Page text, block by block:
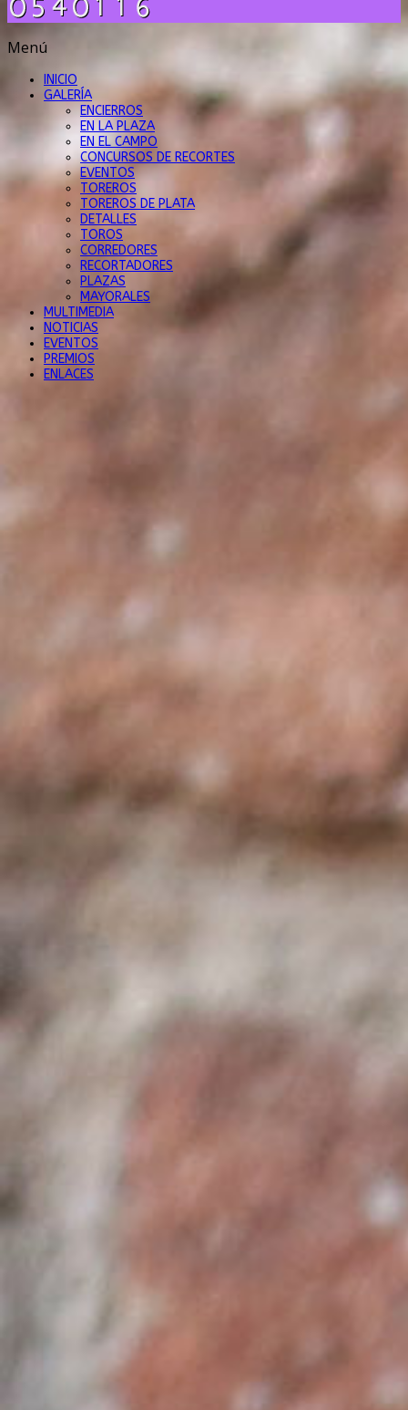
Menú
INICIO
GALERÍA
ENCIERROS
EN LA PLAZA
EN EL CAMPO
CONCURSOS DE RECORTES
EVENTOS
TOREROS
TOREROS DE PLATA
DETALLES
TOROS
CORREDORES
RECORTADORES
PLAZAS
MAYORALES
MULTIMEDIA
NOTICIAS
EVENTOS
PREMIOS
ENLACES